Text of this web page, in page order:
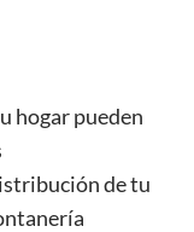
hogar pueden
de tu